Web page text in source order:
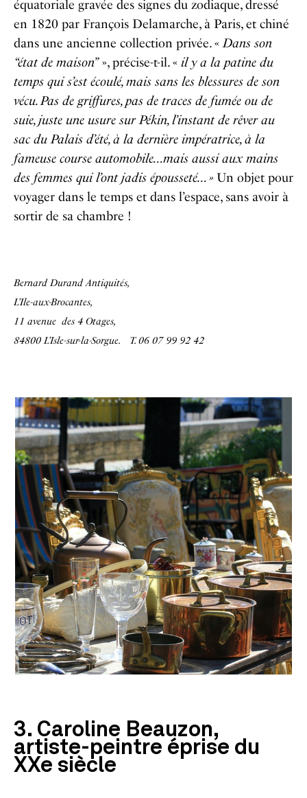
équatoriale gravée des signes du zodiaque, dressé
en 1820 par François Delamarche, à Paris, et chiné
dans une ancienne collection privée. «Dans son
“état de maison”», précise-t-il. « il y a la patine du
temps qui s’est écoulé, mais sans les blessures de son
vécu. Pas de griffures, pas de traces de fumée ou de
suie, juste une usure sur Pékin, l’instant de rêver au
sac du Palais d’été, à la dernière impératrice, à la
fameuse course automobile…mais aussi aux mains
des femmes qui l’ont jadis épousseté… »Un objet pour
voyager dans le temps et dans l’espace, sans avoir à
sortir de sa chambre !
Bernard Durand Antiquités,
L’Ile-aux-Brocantes,
11 avenue des 4 Otages,
84800 L’Isle-sur-la-Sorgue. T. 06 07 99 92 42
3. Caroline Beauzon,
artiste-peintre éprise du
XXe siècle